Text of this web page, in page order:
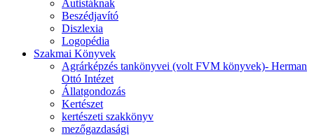
Autistáknak
Beszédjavító
Diszlexia
Logopédia
Szakmai Könyvek
Agrárképzés tankönyvei (volt FVM könyvek)- Herman
Ottó Intézet
Állatgondozás
Kertészet
kertészeti szakkönyv
mezőgazdasági